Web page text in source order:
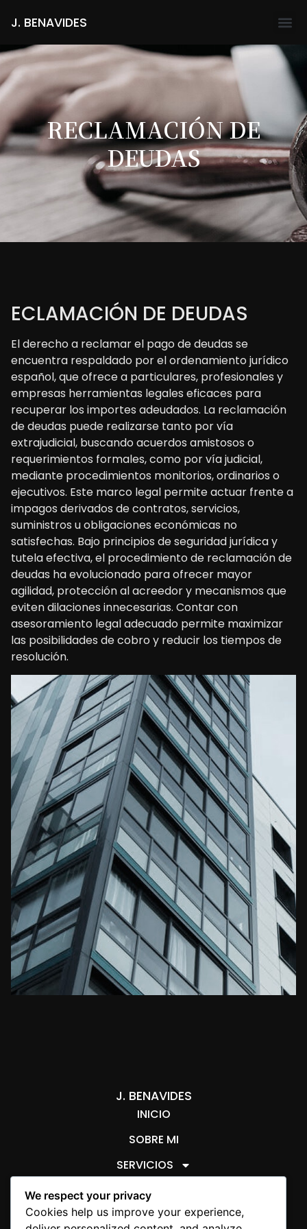
J. BENAVIDES
RECLAMACIÓN DE
DEUDAS
ECLAMACIÓN DE DEUDAS
El derecho a reclamar el pago de deudas se
encuentra respaldado por el ordenamiento jurídico
español, que ofrece a particulares, profesionales y
empresas herramientas legales eficaces para
recuperar los importes adeudados. La reclamación
de deudas puede realizarse tanto por vía
extrajudicial, buscando acuerdos amistosos o
requerimientos formales, como por vía judicial,
mediante procedimientos monitorios, ordinarios o
ejecutivos. Este marco legal permite actuar frente a
impagos derivados de contratos, servicios,
suministros u obligaciones económicas no
satisfechas. Bajo principios de seguridad jurídica y
tutela efectiva, el procedimiento de reclamación de
deudas ha evolucionado para ofrecer mayor
agilidad, protección al acreedor y mecanismos que
eviten dilaciones innecesarias. Contar con
asesoramiento legal adecuado permite maximizar
las posibilidades de cobro y reducir los tiempos de
resolución.
J. BENAVIDES
INICIO
SOBRE MI
SERVICIOS
ARTÍCULOS JURÍDICOS
AVISO LEGALSOBRE COOKIES
We respect your privacy
Cookies help us improve your experience,